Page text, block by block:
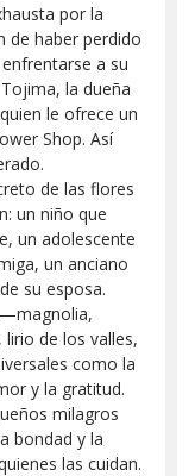
por la
de haber perdido
a su
la dueña
le ofrece un
Shop. Así
de las flores
un niño que
un adolescente
un anciano
su esposa.
de los valles,
como la
y la gratitud.
milagros
bondad y la
las cuidan.